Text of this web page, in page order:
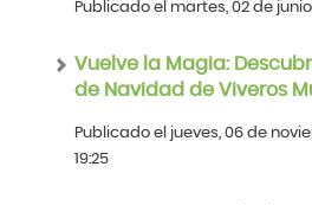
Publicado el martes, 02 de junio
Vuelve la Magia:
de Navidad de Viveros
Publicado el jueves, 06 de
19:25